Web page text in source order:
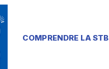
COMPRENDRE LA STB